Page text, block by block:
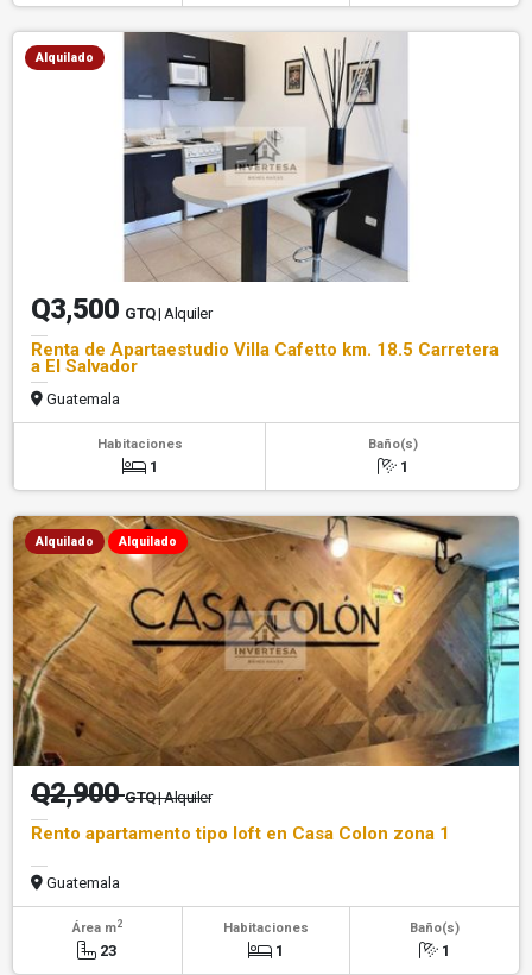
Alquilado
Q3,500 GTQ| Alquiler
Renta de Apartaestudio Villa Cafetto km. 18.5 Carretera
a El Salvador
Guatemala
Habitaciones
1
Baño(s)
1
Alquilado Alquilado
Q2,900GTQ| Alquiler
Rento apartamento tipo loft en Casa Colon zona 1
Guatemala
Área m2
23
Habitaciones
1
Baño(s)
1